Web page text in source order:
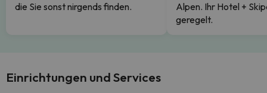
die Sie sonst nirgends finden.
Alpen. Ihr Hotel +
geregelt.
Einrichtungen und Services